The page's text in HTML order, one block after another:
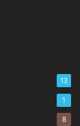
13
1
8